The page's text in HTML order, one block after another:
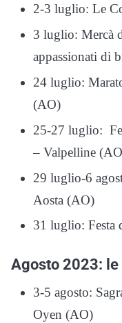
2-3 luglio: Le
3 luglio: Mercà
appassionati di
24 luglio:
(AO)
25-27 luglio:
– Valpelline
29 luglio-6
Aosta (AO)
31 luglio: Festa
Agosto 2023: le
3-5 agosto:
Oyen (AO)